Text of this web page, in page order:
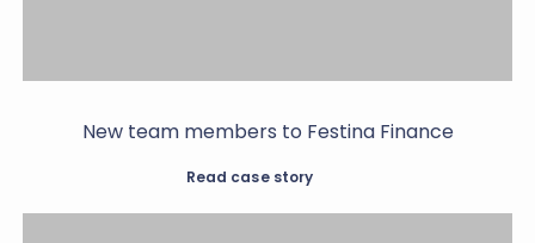
New team members to Festina Finance
Read case story